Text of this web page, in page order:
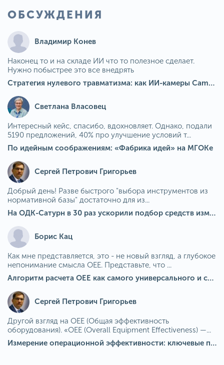
ОБСУЖДЕНИЯ
Владимир Конев
Наконец то и на складе ИИ что то полезное сделает.
Нужно побыстрее это все внедрять
Стратегия нулевого травматизма: как ИИ-камеры Camkord снижают риск наезда на пешехода при работе на погрузчике
Светлана Власовец
Интересный кейс, спасибо, вдохновляет. Однако, подали
5190 предложений, 40% про улучшение условий т...
По идейным соображениям: «Фабрика идей» на МГОКе
Сергей Петрович Григорьев
Добрый день! Разве быстрого "выбора инструментов из
нормативной базы" достаточно для из...
На ОДК-Сатурн в 30 раз ускорили подбор средств измерения для контроля качества продукции
Борис Кац
Как мне представляется, это - не новый взгляд, а глубокое
непонимание смысла OEE. Представьте, что ...
Алгоритм расчета ОЕЕ как самого универсального и современного показателя эффективности оборудования в мире
Сергей Петрович Григорьев
Другой взгляд на OEE (Общая эффективность
оборудования). «OEE (Overall Equipment Effectiveness) —...
Измерение операционной эффективности: ключевые показатели для непрерывного совершенствования